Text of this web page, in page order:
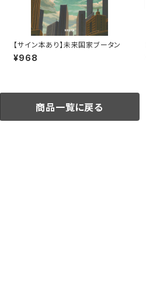
【サイン本あり】未来国家ブータン
¥968
商品一覧に戻る